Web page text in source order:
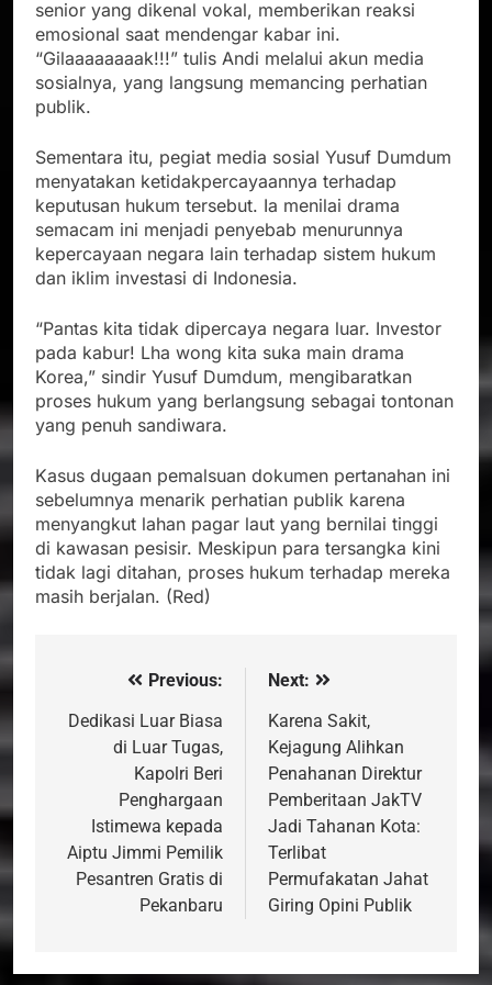
senior yang dikenal vokal, memberikan reaksi
emosional saat mendengar kabar ini.
“Gilaaaaaaaak!!!” tulis Andi melalui akun media
sosialnya, yang langsung memancing perhatian
publik.
Sementara itu, pegiat media sosial Yusuf Dumdum
menyatakan ketidakpercayaannya terhadap
keputusan hukum tersebut. Ia menilai drama
semacam ini menjadi penyebab menurunnya
kepercayaan negara lain terhadap sistem hukum
dan iklim investasi di Indonesia.
“Pantas kita tidak dipercaya negara luar. Investor
pada kabur! Lha wong kita suka main drama
Korea,” sindir Yusuf Dumdum, mengibaratkan
proses hukum yang berlangsung sebagai tontonan
yang penuh sandiwara.
Kasus dugaan pemalsuan dokumen pertanahan ini
sebelumnya menarik perhatian publik karena
menyangkut lahan pagar laut yang bernilai tinggi
di kawasan pesisir. Meskipun para tersangka kini
tidak lagi ditahan, proses hukum terhadap mereka
masih berjalan. (Red)
Navigasi
pos
Previous:
Dedikasi Luar Biasa
di Luar Tugas,
Kapolri Beri
Penghargaan
Istimewa kepada
Aiptu Jimmi Pemilik
Pesantren Gratis di
Pekanbaru
Next:
Karena Sakit,
Kejagung Alihkan
Penahanan Direktur
Pemberitaan JakTV
Jadi Tahanan Kota:
Terlibat
Permufakatan Jahat
Giring Opini Publik